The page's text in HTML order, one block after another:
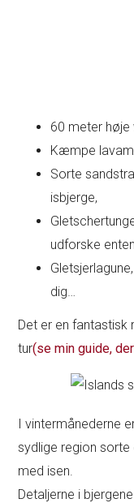
60 meter høje
Kæmpe
Sorte
isbjerge,
udforske
dig…
Det er en fantastisk
tur(se min guide,
I vintermånederne
sydlige region
med isen.
Detaljerne i